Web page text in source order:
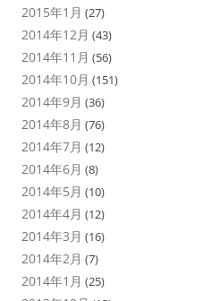
2015年1月 (27)
2014年12月 (43)
2014年11月 (56)
2014年10月 (151)
2014年9月 (36)
2014年8月 (76)
2014年7月 (12)
2014年6月 (8)
2014年5月 (10)
2014年4月 (12)
2014年3月 (16)
2014年2月 (7)
2014年1月 (25)